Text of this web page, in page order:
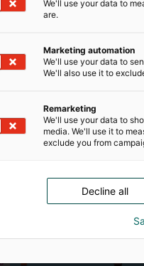
We'll use your data to
are.
Marketing automation
We'll use your data to
We'll also use it to
Remarketing
We'll use your data to
media. We'll use it to
exclude you from
Decline all